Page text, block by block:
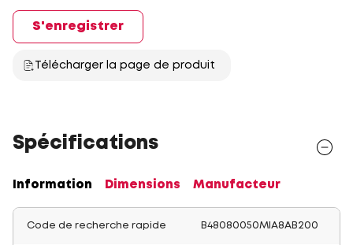
S'enregistrer
Télécharger la page de produit
Spécifications
Information Dimensions Manufacteur
Code de recherche rapide B48080050MIA8AB200